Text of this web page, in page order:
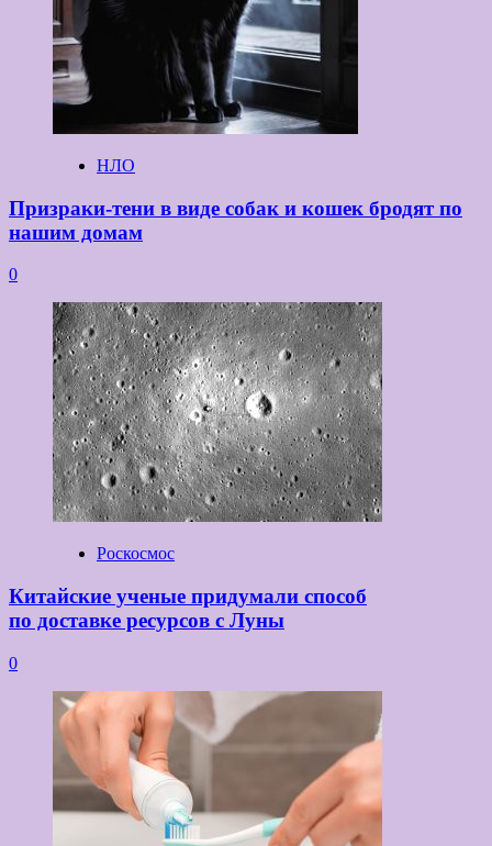
НЛО
Призраки-тени в виде собак и кошек бродят по
нашим домам
0
Роскосмос
Китайские ученые придумали способ
по доставке ресурсов с Луны
0